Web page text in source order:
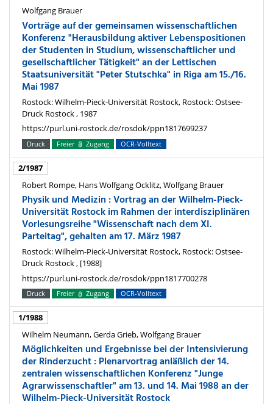
Wolfgang Brauer
Vorträge auf der gemeinsamen wissenschaftlichen
Konferenz "Herausbildung aktiver Lebenspositionen
der Studenten in Studium, wissenschaftlicher und
gesellschaftlicher Tätigkeit" an der Lettischen
Staatsuniversität "Peter Stutschka" in Riga am 15./16.
Mai 1987
Rostock: Wilhelm-Pieck-Universität Rostock, Rostock: Ostsee-
Druck Rostock , 1987
https://purl.uni-rostock.de/rosdok/ppn1817699237
Druck Freier Zugang OCR-Volltext
2/1987
Robert Rompe, Hans Wolfgang Ocklitz, Wolfgang Brauer
Physik und Medizin : Vortrag an der Wilhelm-Pieck-
Universität Rostock im Rahmen der interdisziplinären
Vorlesungsreihe "Wissenschaft nach dem XI.
Parteitag", gehalten am 17. März 1987
Rostock: Wilhelm-Pieck-Universität Rostock, Rostock: Ostsee-
Druck Rostock , [1988]
https://purl.uni-rostock.de/rosdok/ppn1817700278
Druck Freier Zugang OCR-Volltext
1/1988
Wilhelm Neumann, Gerda Grieb, Wolfgang Brauer
Möglichkeiten und Ergebnisse bei der Intensivierung
der Rinderzucht : Plenarvortrag anläßlich der 14.
zentralen wissenschaftlichen Konferenz "Junge
Agrarwissenschaftler" am 13. und 14. Mai 1988 an der
Wilhelm-Pieck-Universität Rostock